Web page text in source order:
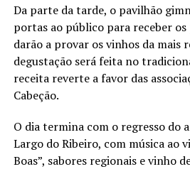
Da parte da tarde, o pavilhão
portas ao público para receber
darão a provar os vinhos da mais
degustação será feita no
receita reverte a favor das
Cabeção.
O dia termina com o regresso do
Largo do Ribeiro, com música ao
Boas”, sabores regionais e vinho